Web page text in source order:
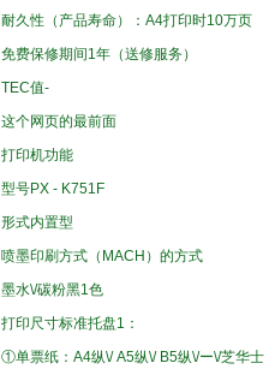
耐久性（ 产品寿命）： A4打印时10万页
免费保修期间1年（送修服务）
TEC值-
这个网页的最前面
打印机功能
型号PX-K751 F
形式内置型
喷墨印刷方式（ MACH ）的方式
墨水\/碳粉黑1色
打印尺寸标准托盘1 ：
①单票纸： A4纵\/A5纵\/B5纵\/ー\/芝华士